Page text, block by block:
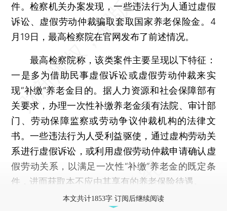
件。检察机关办案发现，一些违法行为人通过虚假
诉讼、虚假劳动仲裁骗取套取国家养老保险金。4
月19日，最高检察院在官网发布了前述情况。
最高检察院称，该类案件主要呈现以下特征：
一是多为借助民事虚假诉讼或虚假劳动仲裁来实
现“补缴”养老金目的。据人力资源和社会保障部有
关要求，办理一次性补缴养老金须有法院、审计部
门、劳动保障监察或劳动争议仲裁机构的法律文
书。一些违法行为人受利益驱使，通过虚构劳动关
系进行虚假诉讼，或利用虚假劳动仲裁申请确认虚
假劳动关系，以满足一次性“补缴”养老金的既定条
件，进而获取本不应由其享有的养老保险待遇。
本文共计1853字 订阅后继续阅读